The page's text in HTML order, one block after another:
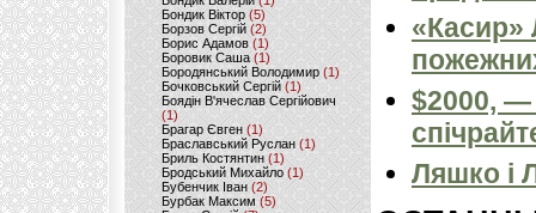
Бондик Віктор(5)
Борзов Сергiй (2)
Борис Адамов(1)
Боровик Саша (1)
Бородянський Володимир (1)
Бочковський Сергій (1)
Боядін В'ячеслав Сергійович
(1)
Брагар Євген (1)
Браславський Руслан (1)
Бриль Костянтин (1)
Бродський Михайло (1)
Бубенчик Іван(2)
Бурбак Максим (5)
«Касир»
$2000, —
Ляшко і